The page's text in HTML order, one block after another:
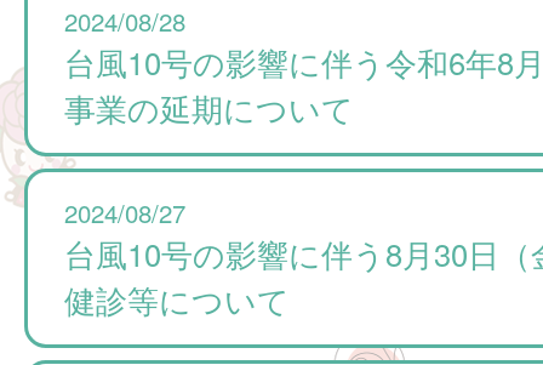
2024/08/28
台風10号の影響に伴う令和6年8
事業の延期について
2024/08/27
台風10号の影響に伴う8月30日
健診等について